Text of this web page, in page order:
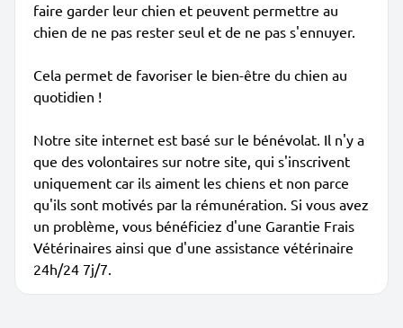
faire garder leur chien et peuvent permettre au
chien de ne pas rester seul et de ne pas s'ennuyer.
Cela permet de favoriser le bien-être du chien au
quotidien !
Notre site internet est basé sur le bénévolat. Il n'y a
que des volontaires sur notre site, qui s'inscrivent
uniquement car ils aiment les chiens et non parce
qu'ils sont motivés par la rémunération. Si vous avez
un problème, vous bénéficiez d'une Garantie Frais
Vétérinaires ainsi que d'une assistance vétérinaire
24h/24 7j/7.